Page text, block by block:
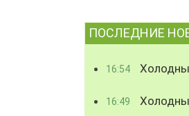
ПОСЛЕДНИЕ
16:54
16:49